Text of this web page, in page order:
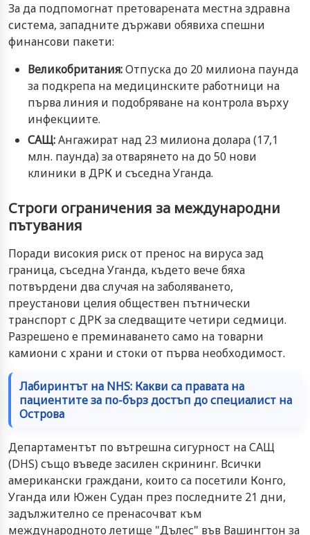
За да подпомогнат претоварената местна здравна
система, западните държави обявиха спешни
финансови пакети:
Великобритания:Отпуска до 20 милиона паунда
за подкрепа на медицинските работници на
първа линия и подобряване на контрола върху
инфекциите.
САЩ:Ангажират над 23 милиона долара (17,1
млн. паунда) за отварянето на до 50 нови
клиники в ДРК и съседна Уганда.
Строги ограничения за международни
пътувания
Поради високия риск от пренос на вируса зад
граница, съседна Уганда, където вече бяха
потвърдени два случая на заболяването,
преустанови целия обществен пътнически
транспорт с ДРК за следващите четири седмици.
Разрешено е преминаването само на товарни
камиони с храни и стоки от първа необходимост.
Лабиринтът на NHS: Какви са правата на
пациентите за по-бърз достъп до специалист на
Острова
Департаментът по вътрешна сигурност на САЩ
(DHS) също въведе засилен скрининг. Всички
американски граждани, които са посетили Конго,
Уганда или Южен Судан през последните 21 дни,
задължително се пренасочват към
международното летище "Дълес" във Вашингтон за